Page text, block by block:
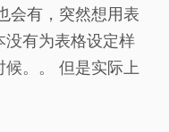
会有，突然想用表
有为表格设定样
。。 但是实际上